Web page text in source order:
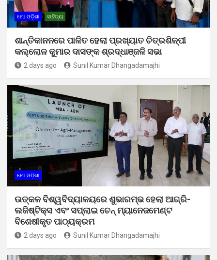
ମୋ ଓଡ଼ିଶା ସାହିତ୍ୟ
ଶାନ୍ତିକାନନରେ ପାଳିତ ହେଲା ପ୍ରଖ୍ୟାତ ଚିତ୍ରଶିଳ୍ପୀ
କଲ୍ଲୋଳ କୁମାର ଦାସଙ୍କ ଶ୍ରଦ୍ଧାଞ୍ଜଳି ସଭା
2 days ago Sunil Kumar Dhangadamajhi
ମୋ ଓଡ଼ିଶା
ଉତ୍କଳ ବିଶ୍ୱବିଦ୍ୟାଳୟରେ ଶୁଭାରମ୍ଭ ହେଲା ଆଗ୍ରି-
ଲଜିଷ୍ଟିକ୍ସ ଏବଂ ସପ୍ଲାଇ ଚେନ୍ ମ୍ୟାନେଜମେଣ୍ଟ
ବିଶେଷୀକୃତ ପାଠ୍ୟକ୍ରମ
2 days ago Sunil Kumar Dhangadamajhi